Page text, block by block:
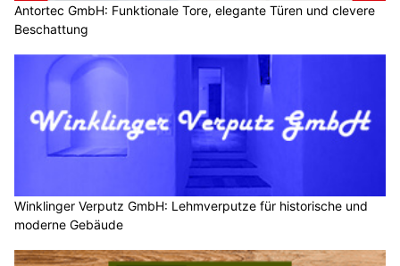
Antortec GmbH: Funktionale Tore, elegante Türen und clevere
Beschattung
Winklinger Verputz GmbH: Lehmverputze für historische und
moderne Gebäude